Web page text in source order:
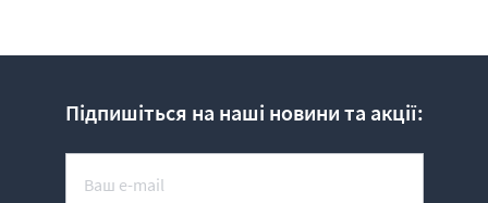
Підпишіться на наші новини та акції: